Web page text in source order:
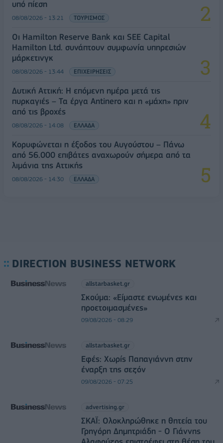
υπό πίεση
08/08/2026 - 13:21 ΤΟΥΡΙΣΜΟΣ
Οι Hamilton Reserve Bank και SEE Capital
Hamilton Ltd. συνάπτουν συμφωνία υπηρεσιών
μάρκετινγκ
08/08/2026 - 13:44 ΕΠΙΧΕΙΡΗΣΕΙΣ
Δυτική Αττική: Η επόμενη ημέρα μετά τις
πυρκαγιές – Τα έργα Antinero και η «μάχη» πριν
από τις βροχές
08/08/2026 - 14:08 ΕΛΛΑΔΑ
Κορυφώνεται η έξοδος του Αυγούστου – Πάνω
από 56.000 επιβάτες αναχωρούν σήμερα από τα
λιμάνια της Αττικής
08/08/2026 - 14:30 ΕΛΛΑΔΑ
DIRECTION BUSINESS NETWORK
allstarbasket.gr
Σκούμα: «Είμαστε ενωμένες και
προετοιμασμένες»
09/08/2026 - 08:29
allstarbasket.gr
Εφές: Χωρίς Παπαγιάννη στην
έναρξη της σεζόν
09/08/2026 - 07:25
advertising.gr
ΣΚΑΪ: Ολοκληρώθηκε η θητεία του
Γρηγόρη Δημητριάδη - Ο Γιάννης